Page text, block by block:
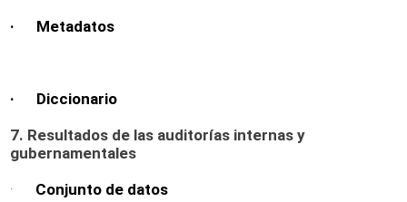
· Metadatos
· Diccionario
7. Resultados de las auditorías internas y
gubernamentales
· Conjunto de datos